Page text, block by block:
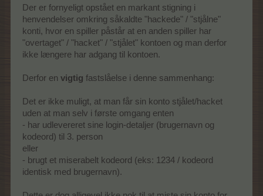
Der er fornyeligt opstået en markant stigning i
henvendelser omkring såkaldte "hackede" / "stjålne"
konti, hvor en spiller påstår at en anden spiller har
"overtaget" / "hacket" / "stjålet" kontoen og man derfor
ikke længere har adgang til kontoen.
Derfor en vigtig fastslåelse i denne sammenhang:
Det er ikke muligt, at man får sin konto stjålet/hacket
uden at man selv i første omgang enten
- har udlevereret sine login-detaljer (brugernavn og
kodeord) til 3. person
eller
- brugt et miserabelt kodeord (eks: 1234 / kodeord
identisk med brugernavn).